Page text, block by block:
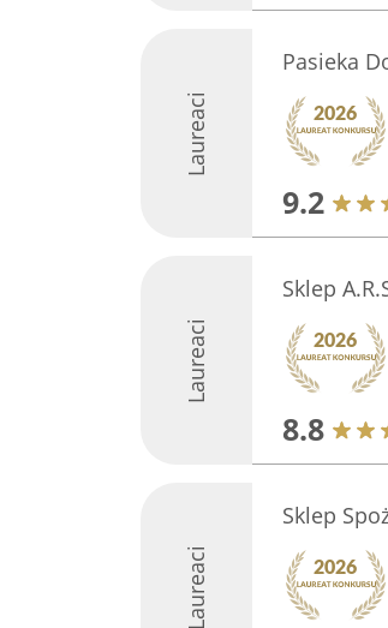
Laureaci
Pasieka
9.2
Laureaci
Sklep
8.8
Laureaci
Sklep